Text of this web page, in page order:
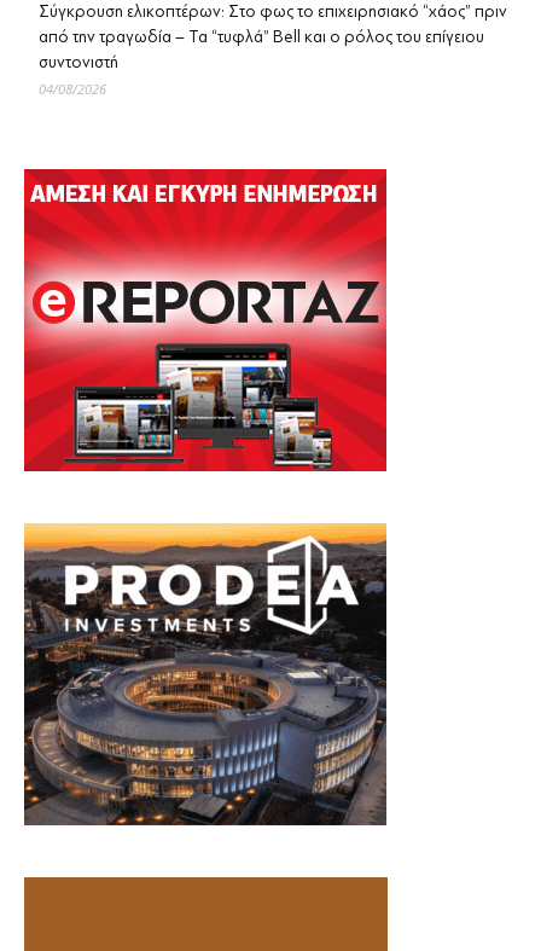
Σύγκρουση ελικοπτέρων: Στο φως το επιχειρησιακό “χάος” πριν
από την τραγωδία – Τα “τυφλά” Bell και ο ρόλος του επίγειου
συντονιστή
04/08/2026